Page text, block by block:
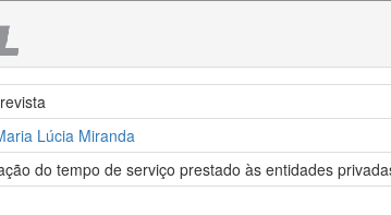
Lúcia Miranda
do tempo de serviço prestado às entidades